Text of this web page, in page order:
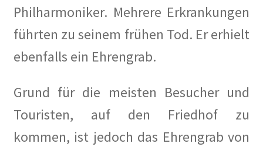
Philharmoniker. Mehrere Erkrankungen
führten zu seinem frühen Tod. Er erhielt
ebenfalls ein Ehrengrab.
Grund für die meisten Besucher und
Touristen, auf den Friedhof zu
kommen, ist jedoch das Ehrengrab von